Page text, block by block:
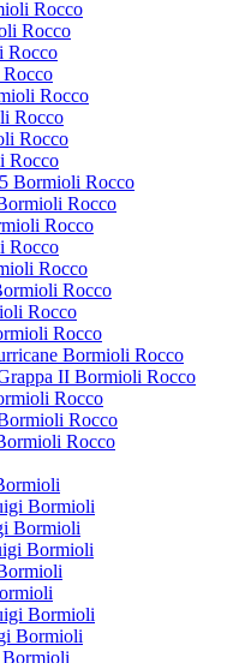
Rocco
Rocco
Rocco
Rocco
Rocco
Rocco
Rocco
Bormioli Rocco
Rocco
Rocco
Rocco
Rocco
Rocco
Rocco
Rocco
Bormioli Rocco
II Bormioli Rocco
Rocco
Rocco
Rocco
Bormioli
Bormioli
Bormioli
Bormioli
Bormioli